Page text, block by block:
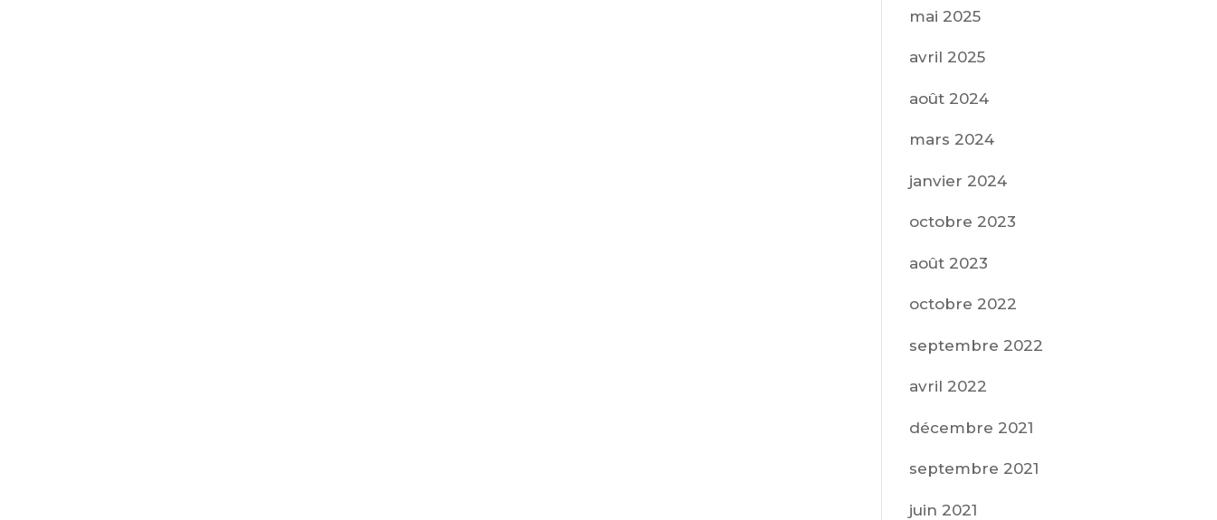
mai 2025
avril 2025
août 2024
mars 2024
janvier 2024
octobre 2023
août 2023
octobre 2022
septembre 2022
avril 2022
décembre 2021
septembre 2021
juin 2021